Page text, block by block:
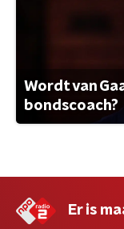
Wordt van
bondscoach?
Er is